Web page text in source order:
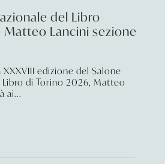
del Libro
Matteo Lancini sezione
edizione del Salone
di Torino 2026, Matteo
ai...